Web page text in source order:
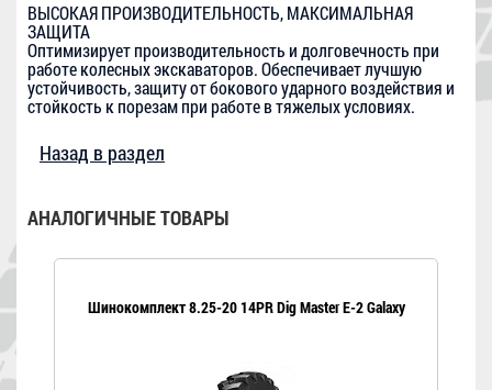
ВЫСОКАЯ ПРОИЗВОДИТЕЛЬНОСТЬ, МАКСИМАЛЬНАЯ
ЗАЩИТА
Оптимизирует производительность и долговечность при
работе колесных экскаваторов. Обеспечивает лучшую
устойчивость, защиту от бокового ударного воздействия и
стойкость к порезам при работе в тяжелых условиях.
Назад в раздел
АНАЛОГИЧНЫЕ ТОВАРЫ
Шинокомплект 8.25-20 14PR Dig Master E-2 Galaxy